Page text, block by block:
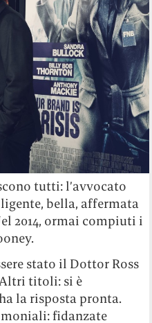
tutti: l’avvocato
bella, affermata
2014, ormai compiuti i
stato il Dottor Ross
Altri titoli: si è
la risposta pronta.
fidanzate